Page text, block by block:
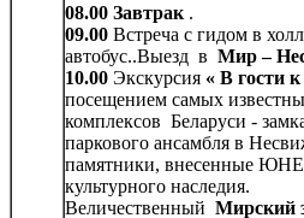
08.00 Завтрак .
09.00 Встреча с гидом в
автобус..Выезд в Мир –
10.00 Экскурсия « В гости
посещением самых
комплексов Беларуси -
паркового ансамбля в
памятники, внесенные
культурного наследия.
Величественный Мирский